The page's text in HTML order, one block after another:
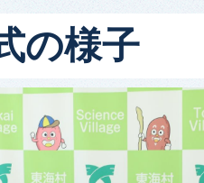
の様子